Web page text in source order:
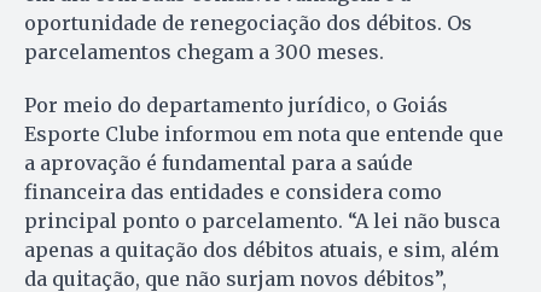
oportunidade de renegociação dos débitos. Os
parcelamentos chegam a 300 meses.
Por meio do departamento jurídico, o Goiás
Esporte Clube informou em nota que entende que
a aprovação é fundamental para a saúde
financeira das entidades e considera como
principal ponto o parcelamento. “A lei não busca
apenas a quitação dos débitos atuais, e sim, além
da quitação, que não surjam novos débitos”,